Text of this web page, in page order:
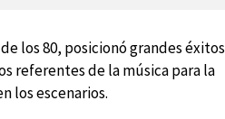
los 80, posicionó grandes éxitos
referentes de la música para la
los escenarios.